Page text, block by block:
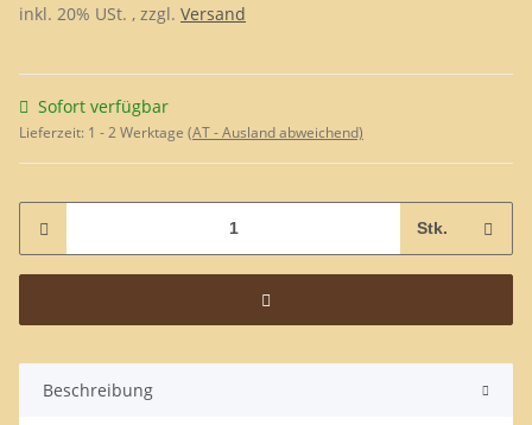
inkl. 20% USt. , zzgl. Versand
Sofort verfügbar
Lieferzeit: 1 - 2 Werktage (AT - Ausland abweichend)
Stk.
Beschreibung